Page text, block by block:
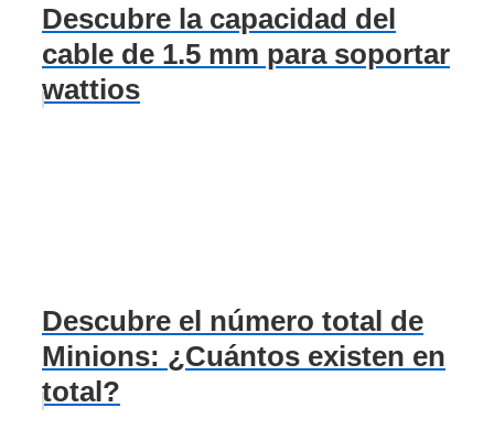
Descubre la capacidad del
cable de 1.5 mm para soportar
wattios
Descubre el número total de
Minions: ¿Cuántos existen en
total?